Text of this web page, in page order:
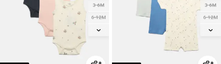
3-6M
6-12M
12-18M
3-6M
6-12M
12-18M